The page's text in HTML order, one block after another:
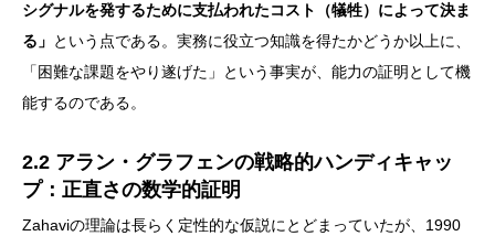
シグナルを発するために支払われたコスト（犠牲）によって決ま
る」 という点である。実務に役立つ知識を得たかどうか以上に、
「困難な課題をやり遂げた」という事実が、能力の証明として機
能するのである。
2.2 アラン・グラフェンの戦略的ハンディキャッ
プ：正直さの数学的証明
Zahaviの理論は長らく定性的な仮説にとどまっていたが、1990